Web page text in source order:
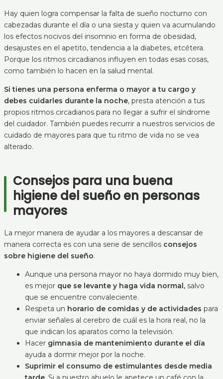
Hay quien logra compensar la falta de sueño nocturno con
cabezadas durante el día o una siesta y quien va acumulando
los efectos nocivos del insomnio en forma de obesidad,
desajustes en el apetito, tendencia a la diabetes, etcétera.
Porque los ritmos circadianos influyen en todas esas cosas,
como también lo hacen en la salud mental.
Si tienes una persona enferma o mayor a tu cargo y
debes cuidarles durante la noche, presta atención a tus
propios ritmos circadianos para no llegar a sufrir el síndrome
del cuidador. También puedes recurrir a nuestros servicios de
cuidado de mayores para que tu ritmo de vida no se vea
alterado.
Consejos para una buena
higiene del sueño en personas
mayores
La mejor manera de ayudar a los mayores a descansar de
manera correcta es con una serie de sencillos consejos
sobre higiene del sueño.
Aunque una persona mayor no haya dormido muy bien,
es mejor que se levante y haga vida normal, salvo
que se encuentre convaleciente.
Respeta un horario de comidas y de actividades para
enviar señales al cerebro de cuál es la hora real, no la
que indican los aparatos como la televisión.
Hacer gimnasia de mantenimiento durante el día
ayuda a dormir mejor por la noche.
Suprimir el consumo de estimulantes desde media